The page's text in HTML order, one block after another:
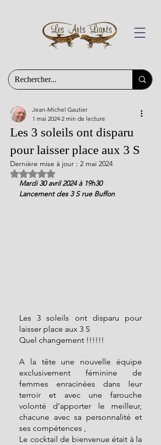
Les 3 soleils ont disparu
pour laisser place aux 3 S
Jean-Michel Gautier
1 mai 2024 2 min de lecture
Dernière mise à jour : 2 mai 2024
Noté NaN étoiles sur 5.
Mardi 30 avril 2024 à 19h30
Lancement des 3 S rue Buffon
Les 3 soleils ont disparu pour
laisser place aux 3 S
Quel changement !!!!!!
A la tête une nouvelle équipe
exclusivement féminine de
femmes enracinées dans leur
terroir et avec une farouche
volonté d’apporter le meilleur,
chacune avec sa personnalité et
ses compétences ,
Le cocktail de bienvenue était à la